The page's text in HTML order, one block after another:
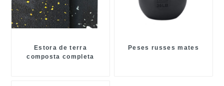
Estora de terra
composta completa
Peses russes mates